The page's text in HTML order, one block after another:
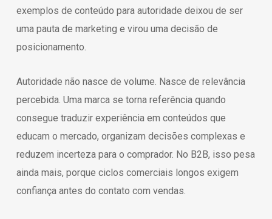
exemplos de conteúdo para autoridade deixou de ser
uma pauta de marketing e virou uma decisão de
posicionamento.
Autoridade não nasce de volume. Nasce de relevância
percebida. Uma marca se torna referência quando
consegue traduzir experiência em conteúdos que
educam o mercado, organizam decisões complexas e
reduzem incerteza para o comprador. No B2B, isso pesa
ainda mais, porque ciclos comerciais longos exigem
confiança antes do contato com vendas.